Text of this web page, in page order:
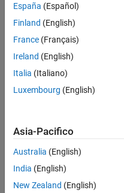
España (Español)
Finland (English)
France (Français)
Ireland (English)
Italia (Italiano)
Luxembourg (English)
Asia-Pacifico
Australia (English)
India (English)
New Zealand (English)
© 1994-2026 The